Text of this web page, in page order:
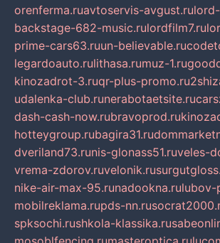
orenferma.ruavtoservis-avgust.ru
backstage-682-music.rulordfilm7.ru
prime-cars63.ruun-believable.ru
legardoauto.rulithasa.rumuz-1.ru
kinozadrot-3.ruqr-plus-promo.ru
udalenka-club.runerabotaetsite.ru
dash-cash-now.rubravoprod.ru
hotteygroup.rubagira31.ru
dveriland73.runis-glonass51.ruveles-
vrema-zdorov.ruvelonik.ru
nike-air-max-95.runadookna.rulubov-
mobilreklama.rupds-nn.ru
spksochi.rushkola-klassika.ru